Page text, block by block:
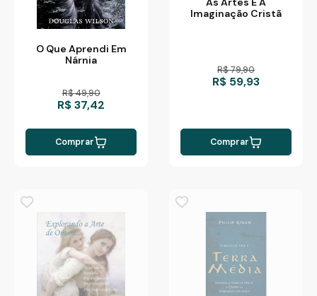
O Que Aprendi Em
Nárnia
R$ 49,90
R$ 37,42
Comprar
Imaginação Cristã
R$ 79,90
R$ 59,93
Comprar